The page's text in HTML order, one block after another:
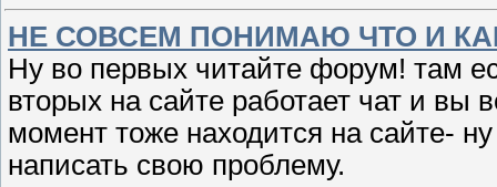
НЕ СОВСЕМ ПОНИМАЮ ЧТО И
Ну во первых читайте форум! там
вторых на сайте работает чат и вы
момент тоже находится на сайте-
написать свою проблему.